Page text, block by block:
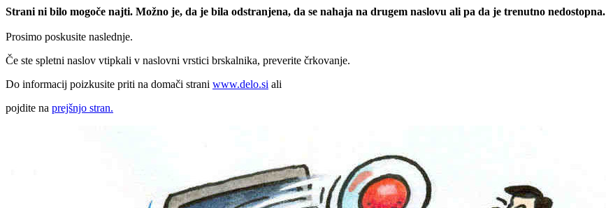
Strani ni bilo mogoče najti. Možno je, da je bila odstranjena, da se nahaja na drugem naslovu ali pa da je trenutno nedostopna.
Prosimo poskusite naslednje.
Če ste spletni naslov vtipkali v naslovni vrstici brskalnika, preverite črkovanje.
Do informacij poizkusite priti na domači strani www.delo.si ali
pojdite na prejšnjo stran.